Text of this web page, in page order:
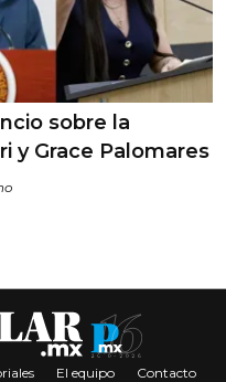
sobre la
y Grace Palomares
El equipo Contacto